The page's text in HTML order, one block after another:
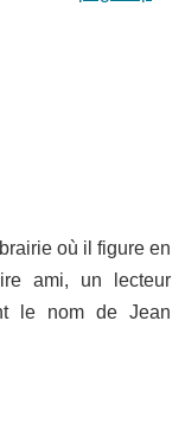
où il figure en
ami, un lecteur
le nom de Jean